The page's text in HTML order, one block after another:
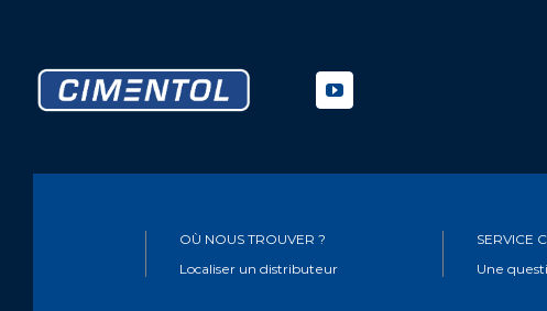
OÙ NOUS TROUVER ?
Localiser un distributeur
SERVICE
Une